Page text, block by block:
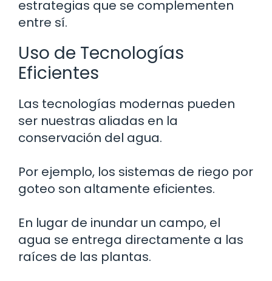
estrategias que se complementen
entre sí.
Uso de Tecnologías
Eficientes
Las tecnologías modernas pueden
ser nuestras aliadas en la
conservación del agua.
Por ejemplo, los sistemas de riego por
goteo son altamente eficientes.
En lugar de inundar un campo, el
agua se entrega directamente a las
raíces de las plantas.